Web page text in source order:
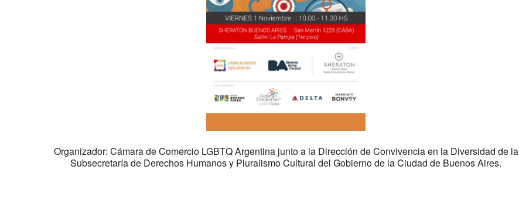
Organizador: Cámara de Comercio LGBTQ Argentina junto a la Dirección de Convivencia en la Diversidad de la
Subsecretaría de Derechos Humanos y Pluralismo Cultural del Gobierno de la Ciudad de Buenos Aires.